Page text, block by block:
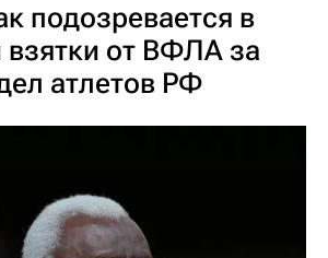
подозревается в
взятки от ВФЛА за
атлетов РФ